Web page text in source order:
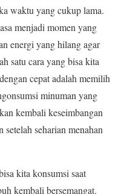
waktu yang cukup lama.
menjadi momen yang
energi yang hilang agar
satu cara yang bisa kita
cepat adalah memilih
minuman yang
kembali keseimbangan
seharian menahan
kita konsumsi saat
kembali bersemangat.